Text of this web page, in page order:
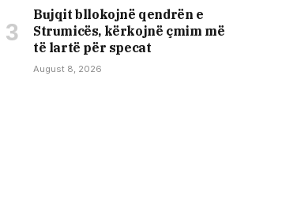
Bujqit bllokojnë qendrën e
Strumicës, kërkojnë çmim më
të lartë për specat
August 8, 2026